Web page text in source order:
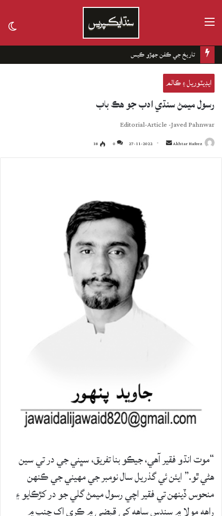
چانهه جا باغ
ايڊيٽوريل ۽ ڪالم
رسول ميمڻ سنڌي ادب جو هڪ باب
Editorial-Article -Javed Pahnwar
Akhtar Hafeez
Send
an
27-11-2022
0
18
“موت انڌو فقير آهي، جيڪو بنا تفريق، سڀني جي در تي سين
هڻي ٿو.” ايئن ئي گذريل سال نومبر جي مهيني جي ڪنهن
منحوس ڏينهن تي فقير اچي رسول ميمڻ گلي جو در کڙڪايو ۽
راهه مولا ۾ سندس ساهه کي قبضي ۾ ڪري اک ڇنڀ ۾